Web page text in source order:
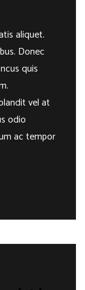
aliquet.
Donec
quis
vel at
odio
ac tempor